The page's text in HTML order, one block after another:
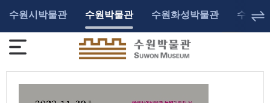
수원시박물관 수원박물관 수원화성박물관 수원광